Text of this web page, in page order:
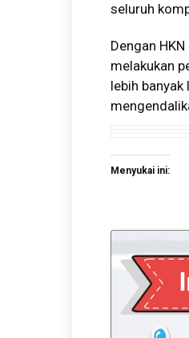
seluruh
Dengan
melakukan
lebih
Menyukai ini: